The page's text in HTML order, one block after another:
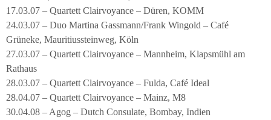
17.03.07 – Quartett Clairvoyance – Düren, KOMM
24.03.07 – Duo Martina Gassmann/Frank Wingold – Café
Grüneke, Mauritiussteinweg, Köln
27.03.07 – Quartett Clairvoyance – Mannheim, Klapsmühl am
Rathaus
28.03.07 – Quartett Clairvoyance – Fulda, Café Ideal
28.04.07 – Quartett Clairvoyance – Mainz, M8
30.04.08 – Agog – Dutch Consulate, Bombay, Indien